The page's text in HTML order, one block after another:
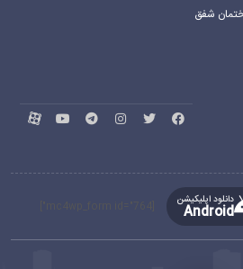
شفق
دانلود اپلیکیشن
Android